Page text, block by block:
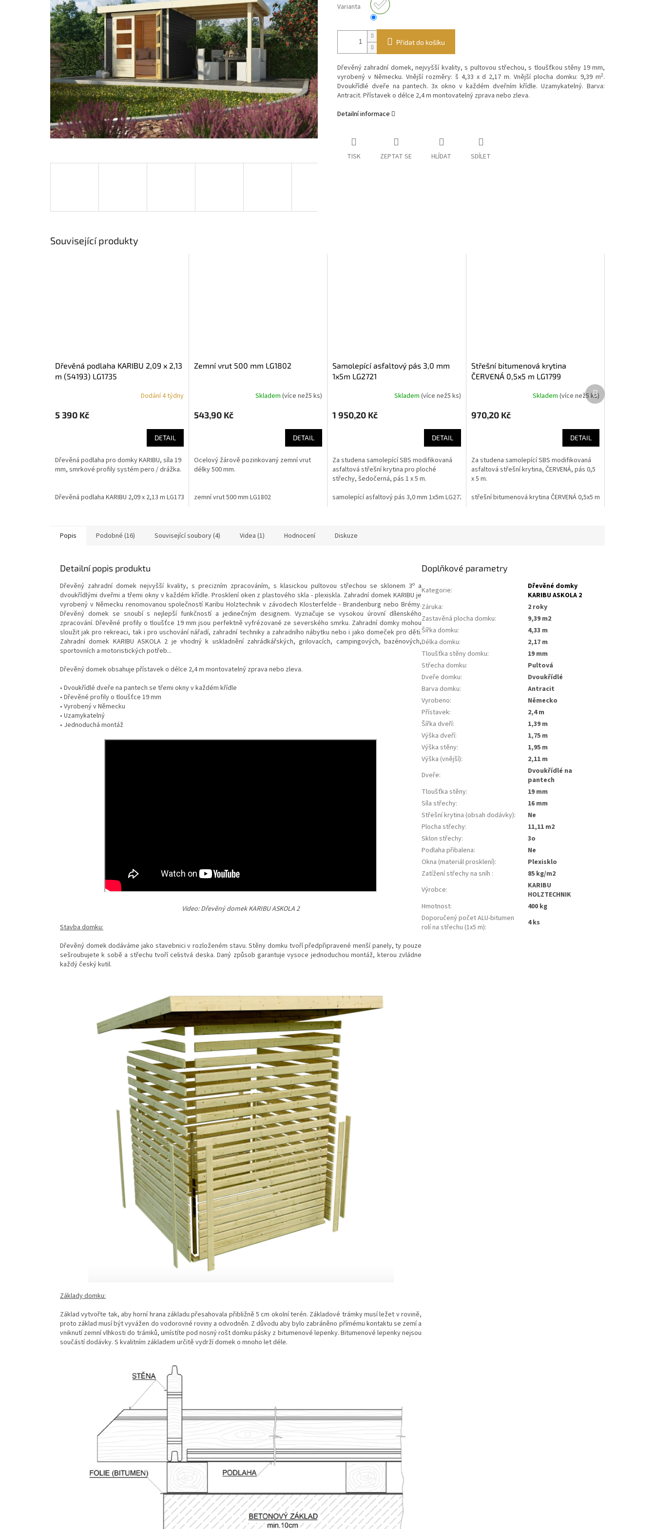
Varianta
Přidat do košíku
Dřevěný zahradní domek, nejvyšší kvality, s pultovou střechou, s tloušťkou stěny 19 mm,
vyrobený v Německu. Vnější rozměry: š 4,33 x d 2,17 m. Vnější plocha domku: 9,39 m2.
Dvoukřídlé dveře na pantech. 3x okno v každém dveřním křídle. Uzamykatelný. Barva:
Antracit. Přístaveko délce 2,4 m montovatelný zprava nebo zleva.
Detailní informace
TISK ZEPTAT SE HLÍDAT SDÍLET
Související produkty
dřevěná podlaha KARIBU 2,09 x 2,13
m (54193) LG1735
Dodání 4 týdny
5 390 Kč
DETAIL
Dřevěná podlaha pro domky KARIBU, síla 19
mm, smrkové profily systém pero / drážka.
Dřevěná podlaha KARIBU 2,09 x 2,13 m LG1735
zemní vrut 500 mm LG1802
Skladem (více než5 ks)
543,90 Kč
DETAIL
Ocelový žárově pozinkovaný zemní vrut
délky 500 mm.
zemní vrut 500 mm LG1802
samolepící asfaltový pás 3,0 mm
1x5m LG2721
Skladem (více než5 ks)
1 950,20 Kč
DETAIL
Za studena samolepící SBS modifikovaná
asfaltová střešní krytina pro ploché
střechy, šedočerná, pás 1 x 5 m.
samolepící asfaltový pás 3,0 mm 1x5m LG2721
střešní bitumenová krytina
ČERVENÁ 0,5x5 m LG1799
Skladem (více než5 ks)
970,20 Kč
DETAIL
Za studena samolepící SBS modifikovaná
asfaltová střešní krytina, ČERVENÁ, pás 0,5
x 5 m.
střešní bitumenová krytina ČERVENÁ 0,5x5 m LG1799
Další
produkt
Popis Podobné (16) Související soubory (4) Videa (1) Hodnocení Diskuze
Detailní popis produktu
Dřevěný zahradní domek nejvyšší kvality, s precizním zpracováním, s klasickou pultovou střechou se sklonem 3o a
dvoukřídlými dveřmi a třemi okny v každém křídle. Prosklení oken z plastového skla - plexiskla. Zahradní domek KARIBU je
vyrobený v Německu renomovanou společností Karibu Holztechnik v závodech Klosterfelde - Brandenburg nebo Brémy.
Dřevěný domek se snoubí s nejlepší funkčností a jedinečným designem. Vyznačuje se vysokou úrovní dílenského
zpracování. Dřevěné profily o tloušťce 19 mm jsou perfektně vyfrézované ze severského smrku. Zahradní domky mohou
sloužit jak pro rekreaci, tak i pro uschování nářadí, zahradní techniky a zahradního nábytku nebo i jako domeček pro děti.
Zahradní domek KARIBU ASKOLA 2 je vhodný k uskladnění zahrádkářských, grilovacích, campingových, bazénových,
sportovních a motoristických potřeb...
Dřevěný domek obsahuje přístavek o délce 2,4 m montovatelný zprava nebo zleva.
• Dvoukřídlé dveře na pantech se třemi okny v každém křídle
• Dřevěné profily o tloušťce 19 mm
• Vyrobený v Německu
• Uzamykatelný
• Jednoduchá montáž
Video: Dřevěný domek KARIBU ASKOLA 2
Stavba domku:
Dřevěný domek dodáváme jako stavebnici v rozloženém stavu. Stěny domku tvoří předpřipravené menší panely, ty pouze
sešroubujete k sobě a střechu tvoří celistvá deska. Daný způsob garantuje vysoce jednoduchou montáž, kterou zvládne
každý český kutil.
Základy domku:
Základ vytvořte tak, aby horní hrana základu přesahovala přibližně 5 cm okolní terén. Základové trámky musí ležet v rovině,
proto základ musí být vyvážen do vodorovné roviny a odvodněn. Z důvodu aby bylo zabráněno přímému kontaktu se zemí a
vniknutí zemní vlhkosti do trámků, umístíte pod nosný rošt domku pásky z bitumenové lepenky. Bitumenové lepenky nejsou
součástí dodávky. S kvalitním základem určitě vydrží domek o mnoho let déle.
Doplňkové parametry
Kategorie:
Dřevěné domky
KARIBU ASKOLA 2
Záruka:
2 roky
Zastavěná plocha domku:
9,39 m2
Šířka domku:
4,33 m
Délka domku:
2,17 m
Tloušťka stěny domku:
19 mm
Střecha domku:
Pultová
Dveře domku:
Dvoukřídlé
Barva domku:
Antracit
Vyrobeno:
Německo
Přístavek:
2,4 m
Šířka dveří:
1,39 m
Výška dveří:
1,75 m
Výška stěny:
1,95 m
Výška (vnější):
2,11 m
Dveře:
dvoukřídlé na
pantech
Tloušťka stěny:
19 mm
Síla střechy:
16 mm
Střešní krytina (obsah dodávky):
ne
Plocha střechy:
11,11 m2
Sklon střechy:
3o
Podlaha přibalena:
ne
Okna (materiál prosklení):
plexisklo
Zatížení střechy na sníh :
85 kg/m2
Výrobce:
KARIBU
HOLZTECHNIK
Hmotnost:
400 kg
Doporučený počet ALU-bitumen
rolí na střechu (1x5 m): 4 ks